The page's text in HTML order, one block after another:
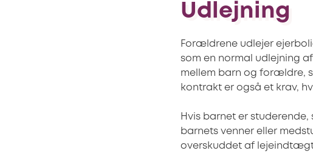
Udlejning
Forældrene udlejer
som en normal udlejning
mellem barn og forældre,
kontrakt er også et krav,
Hvis barnet er
barnets venner eller
overskuddet af